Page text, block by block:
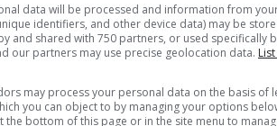
NAM-5
North America 5.0 km
48 ώ
NAM-3
North America 3.0 km
data will be processed and information from
identifiers, and other device data) may be
and shared with 750 partners, or used specifically
our partners may use precise geolocation data.
may process your personal data on the basis of
you can object to by managing your options
the bottom of this page or in the site menu to